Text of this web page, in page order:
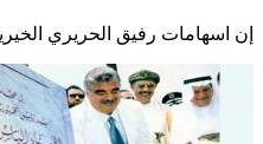
إن اسهامات رفيق الحريري